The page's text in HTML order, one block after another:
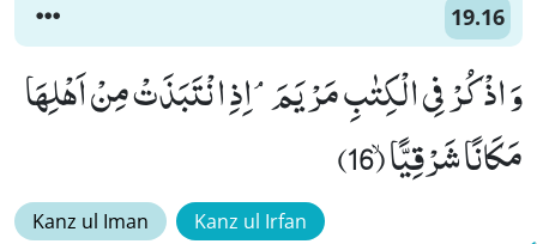
19.16
وَ اذْكُرْ فِی الْكِتٰبِ مَرْیَمَۘ-اِذِ انْتَبَذَتْ مِنْ اَهْلِهَا
مَكَانًا شَرْقِیًّاۙ (16)
Kanz ul Iman Kanz ul Irfan